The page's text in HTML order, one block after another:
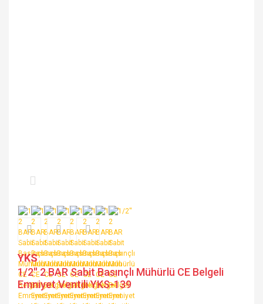
YKS
1/2'' 2 BAR Sabit Basınçlı Mühürlü CE Belgeli
Emniyet Ventili YKS-139